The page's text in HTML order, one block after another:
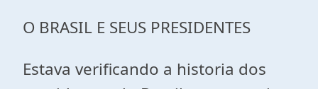
O BRASIL E SEUS PRESIDENTES
Estava verificando a historia dos